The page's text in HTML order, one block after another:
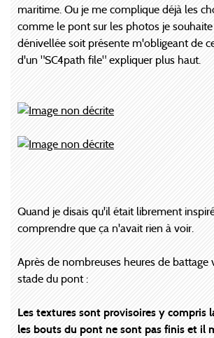
maritime. Ou je me complique déjà les
comme le pont sur les photos je
dénivellée soit présente m'obligeant de
d'un "SC4path file" expliquer plus haut.
Quand je disais qu'il était librement
comprendre que ça n'avait rien à voir.
Après de nombreuses heures de battage
stade du pont :
Les textures sont provisoires y compris
les bouts du pont ne sont pas finis et il